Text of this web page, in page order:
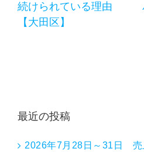
続けられている理由
【大田区】
最近の投稿
2026年7月28日～31日 売